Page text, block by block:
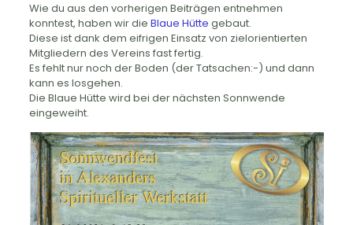
Wie du aus den vorherigen Beiträgen entnehmen
konntest, haben wir die Blaue Hütte gebaut.
Diese ist dank dem eifrigen Einsatz von zielorientierten
Mitgliedern des Vereins fast fertig.
Es fehlt nur noch der Boden (der Tatsachen:-) und dann
kann es losgehen.
Die Blaue Hütte wird bei der nächsten Sonnwende
eingeweiht.